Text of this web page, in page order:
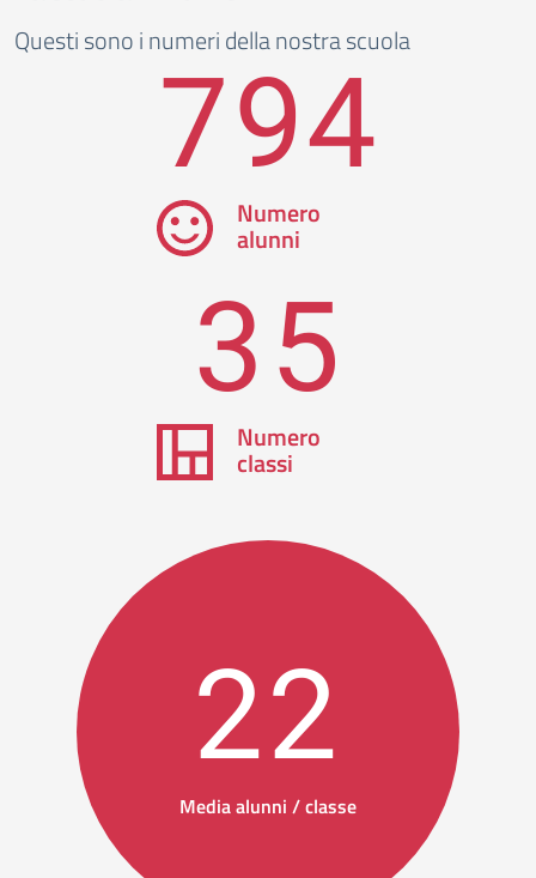
Questi sono i numeri della nostra scuola
794
Numero
alunni
35
Numero
classi
22
Media alunni / classe